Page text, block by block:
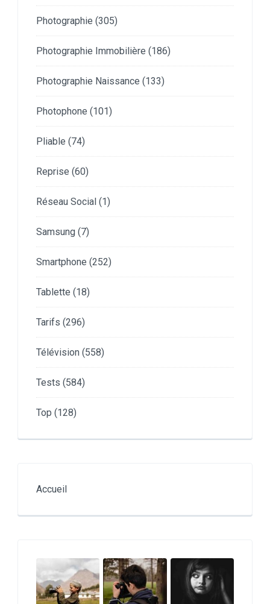
Photographie (305)
Photographie Immobilière (186)
Photographie Naissance (133)
Photophone (101)
Pliable (74)
Reprise (60)
Réseau Social (1)
Samsung (7)
Smartphone (252)
Tablette (18)
Tarifs (296)
Télévision (558)
Tests (584)
Top (128)
Accueil